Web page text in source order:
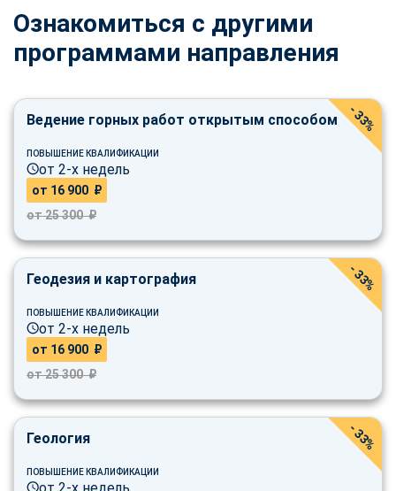
Ознакомиться с другими
программами направления
Ведение горных работ открытым способом
ПОВЫШЕНИЕ КВАЛИФИКАЦИИ
от 2-х недель
от 16 900 ₽
от 25 300 ₽
- 33%
Геодезия и картография
ПОВЫШЕНИЕ КВАЛИФИКАЦИИ
от 2-х недель
от 16 900 ₽
от 25 300 ₽
- 33%
Геология
ПОВЫШЕНИЕ КВАЛИФИКАЦИИ
- 33%